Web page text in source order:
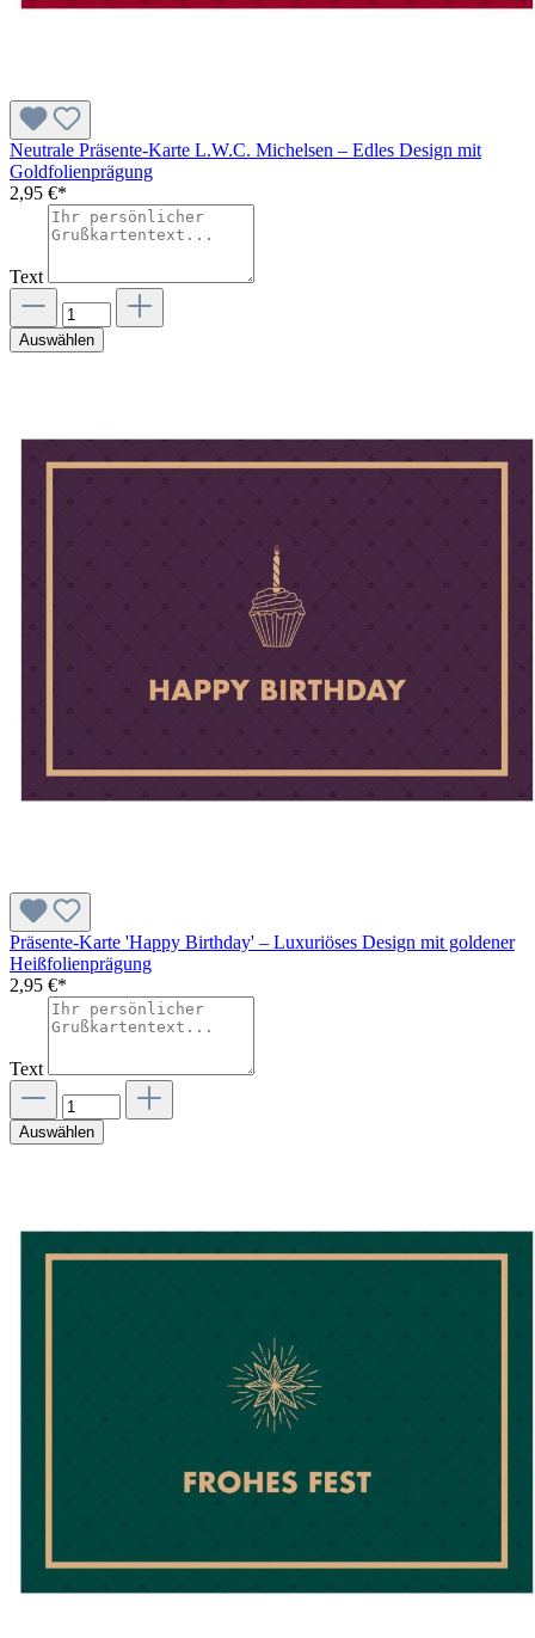
Neutrale Präsente-Karte L.W.C. Michelsen – Edles Design mit
Goldfolienprägung
2,95 €*
Text
Auswählen
Präsente-Karte 'Happy Birthday' – Luxuriöses Design mit goldener
Heißfolienprägung
2,95 €*
Text
Auswählen